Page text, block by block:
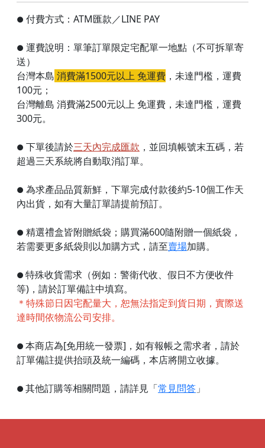
● 付費方式：ATM匯款／LINE PAY
● 運費說明：單筆訂單限定宅配單一地點（不可拆單寄
送）
台灣本島 消費滿1500元以上 免運費 ， 未達門檻 ，運費
100元；
台灣離島 消費滿2500元以上 免運費，未達門檻，運費
300元。
● 下單後請於三天內完成匯款 ，並回填帳號末五碼，若
超過三天系統將自動取消訂單。
● 為求產品品質新鮮，下單完成付款後約5-10個工作天
內出貨，如有大量訂單請提前預訂。
● 精選禮盒皆附贈紙袋；購買滿600隨附贈一個紙袋，
若需要更多紙袋則以加購方式，請至賣場加購。
● 特殊收貨需求（例如：警衛代收、假日不方便收件
等)，請於訂單備註中填寫。
＊特殊節日因宅配量大，恕無法指定到貨日期，實際送
達時間依物流公司安排。
● 本商店為[免用統一發票]，如有報帳之需求者，請於
訂單備註提供抬頭及統一編碼，本店將開立收據。
● 其他訂購等相關問題，請詳見「常見問答 」